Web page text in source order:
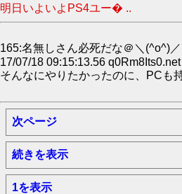
明日いよいよPS4ユー� ..
165:名無しさん必死だな＠＼(^o^)／
17/07/18 09:15:13.56 q0Rm8Its0.net
そんなにやりたかったのに、PCも
次ページ
続きを表示
1を表示